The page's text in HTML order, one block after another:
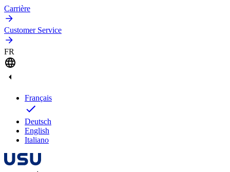
Carrière
Customer Service
FR
Français
Deutsch
English
Italiano